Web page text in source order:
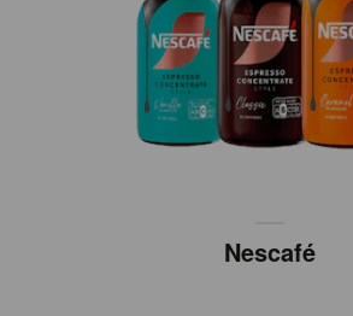
Nescafé